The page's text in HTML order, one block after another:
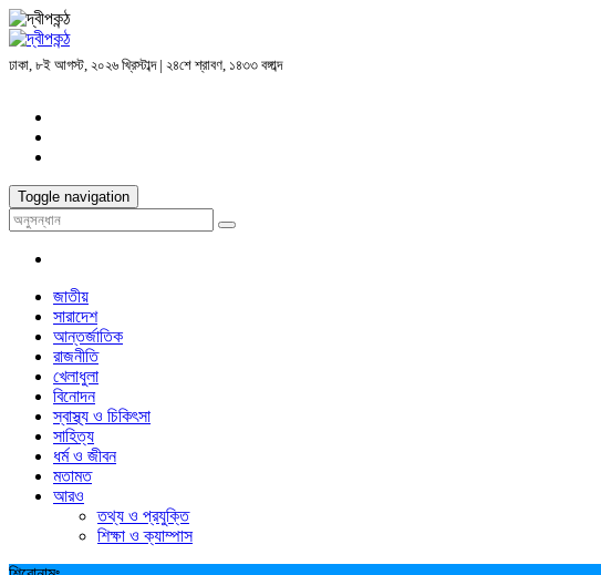
ঢাকা, ৮ই আগস্ট, ২০২৬ খ্রিস্টাব্দ | ২৪শে শ্রাবণ, ১৪৩৩ বঙ্গাব্দ
Toggle navigation
জাতীয়
সারাদেশ
আন্তর্জাতিক
রাজনীতি
খেলাধুলা
বিনোদন
স্বাস্থ্য ও চিকিৎসা
সাহিত্য
ধর্ম ও জীবন
মতামত
আরও
তথ্য ও প্রযুক্তি
শিক্ষা ও ক্যাম্পাস